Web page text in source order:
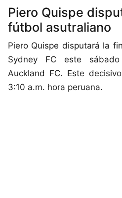
Piero Quispe
fútbol asutraliano
Piero Quispe disputará la
Sydney FC este
Auckland FC. Este
3:10 a.m. hora peruana.